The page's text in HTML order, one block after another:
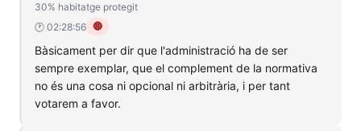
30% habitatge protegit
🕐 02:28:56 🔴
Bàsicament per dir que l'administració ha de ser
sempre exemplar, que el complement de la normativa
no és una cosa ni opcional ni arbitrària, i per tant
votarem a favor.